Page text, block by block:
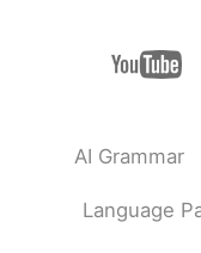
根树
枝🌳
May Yen
AI Grammar
Language